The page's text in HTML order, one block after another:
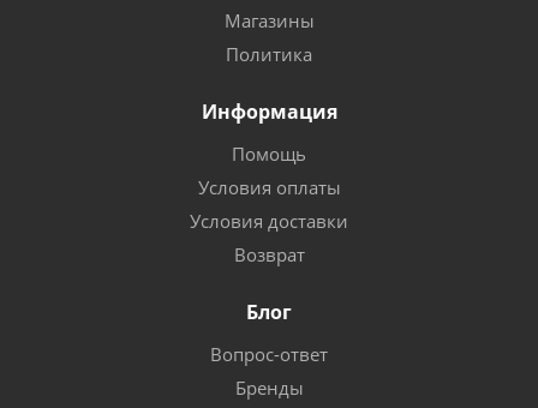
Магазины
Политика
Информация
Помощь
Условия оплаты
Условия доставки
Возврат
Блог
Вопрос-ответ
Бренды